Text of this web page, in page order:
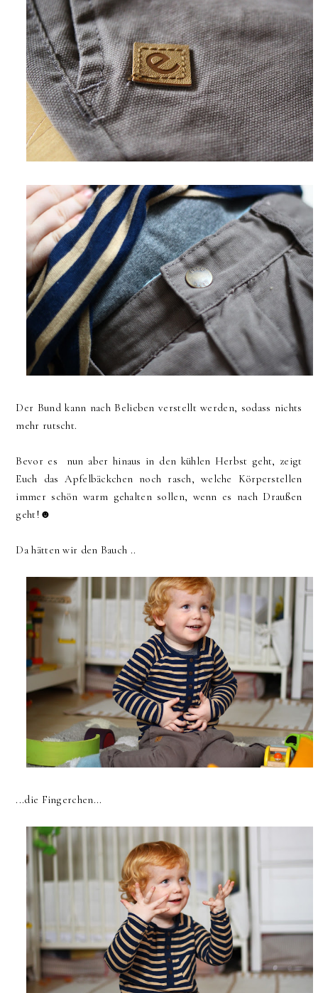
Der Bund kann nach Belieben verstellt werden, sodass nichts
mehr rutscht.
Bevor es nun aber hinaus in den kühlen Herbst geht, zeigt
Euch das Apfelbäckchen noch rasch, welche Körperstellen
immer schön warm gehalten sollen, wenn es nach Draußen
geht!☻
Da hätten wir den Bauch ..
...die Fingerchen...